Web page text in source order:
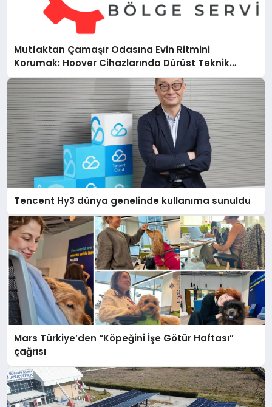
Mutfaktan Çamaşır Odasına Evin Ritmini
Korumak: Hoover Cihazlarında Dürüst Teknik
Destek Deneyimi
Tencent Hy3 dünya genelinde kullanıma sunuldu
Mars Türkiye’den “Köpeğini İşe Götür Haftası”
çağrısı